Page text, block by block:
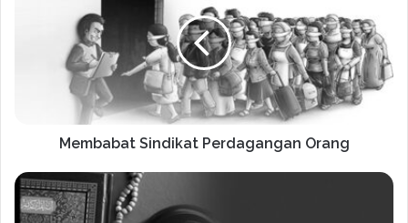
Membabat Sindikat Perdagangan Orang